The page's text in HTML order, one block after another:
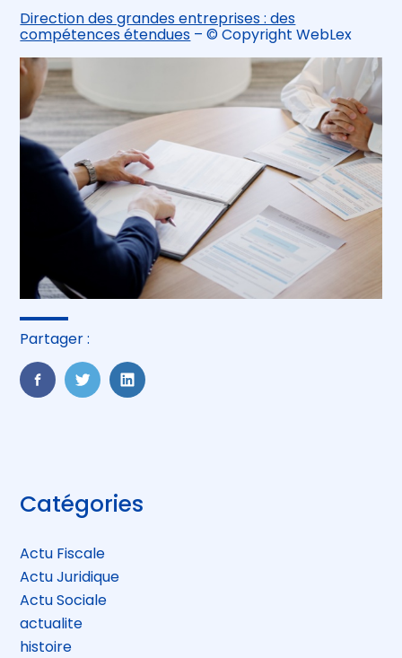
Direction des grandes entreprises : des
compétences étendues – © Copyright WebLex
Partager :
FaceBook
TwitterLinkedIn
Blog
sidebar
Catégories
Actu Fiscale
Actu Juridique
Actu Sociale
actualite
histoire